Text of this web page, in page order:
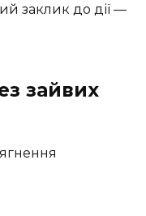
заклик до дії —
зайвих